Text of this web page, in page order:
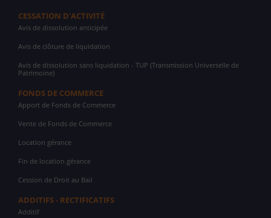
CESSATION D'ACTIVITÉ
Avis de dissolution anticipée
Avis de clôture de liquidation
Avis de dissolution sans liquidation - TUP (Transmission Universelle de
Patrimoine)
FONDS DE COMMERCE
Apport de Fonds de Commerce
Vente de Fonds de Commerce
Location gérance
Fin de location gérance
Cession de Droit au Bail
ADDITIFS - RECTIFICATIFS
Additif